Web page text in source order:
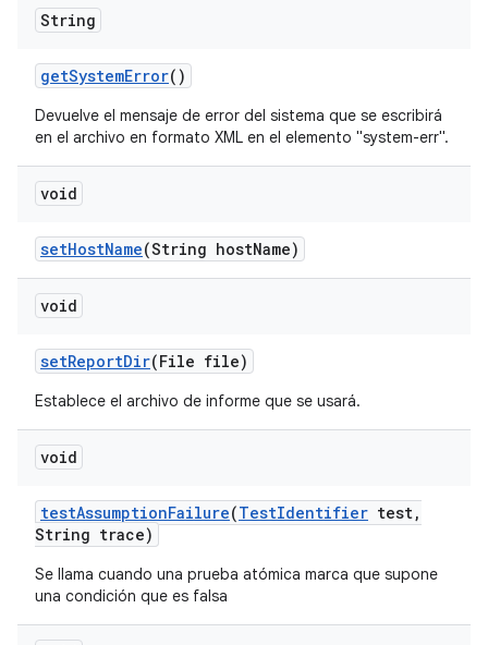
String
getSystemError()
Devuelve el mensaje de error del sistema que se escribirá
en el archivo en formato XML en el elemento "system-err".
void
setHostName(String hostName)
void
setReportDir(File file)
Establece el archivo de informe que se usará.
void
testAssumptionFailure(TestIdentifier test,
String trace)
Se llama cuando una prueba atómica marca que supone
una condición que es falsa